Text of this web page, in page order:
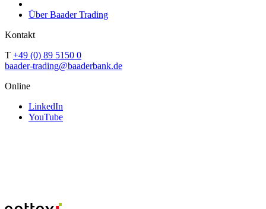
Über Baader Trading
Kontakt
T +49 (0) 89 5150 0
baader-trading@baaderbank.de
Online
LinkedIn
YouTube